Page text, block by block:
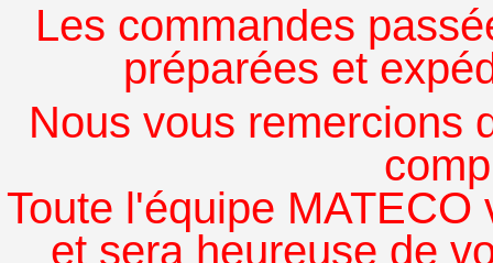
Les commandes
préparées et
Nous vous remercions
Toute l'équipe
et sera heureuse de